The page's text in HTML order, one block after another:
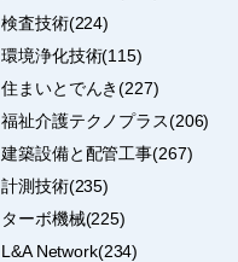
検査技術(224)
環境浄化技術(115)
住まいとでんき(227)
福祉介護テクノプラス(206)
建築設備と配管工事(267)
計測技術(235)
ターボ機械(225)
L&A Network(234)